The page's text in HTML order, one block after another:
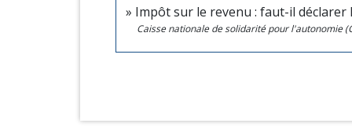
Impôt sur le revenu : faut-il déclarer
Caisse nationale de solidarité pour l'autonomie